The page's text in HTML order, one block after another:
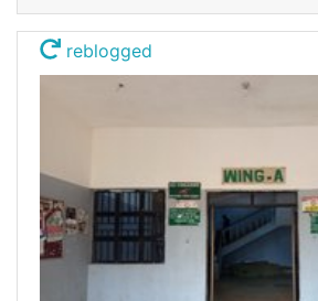
reblogged